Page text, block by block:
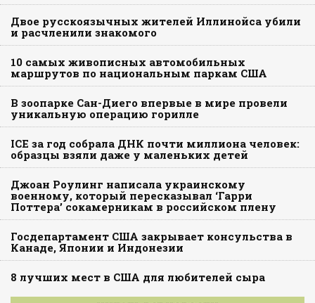
Двое русскоязычных жителей Иллинойса убили
и расчленили знакомого
10 самых живописных автомобильных
маршрутов по национальным паркам США
В зоопарке Сан-Диего впервые в мире провели
уникальную операцию горилле
ICE за год собрала ДНК почти миллиона человек:
образцы взяли даже у маленьких детей
Джоан Роулинг написала украинскому
военному, который пересказывал ‘Гарри
Поттера’ сокамерникам в российском плену
Госдепартамент США закрывает консульства в
Канаде, Японии и Индонезии
8 лучших мест в США для любителей сыра